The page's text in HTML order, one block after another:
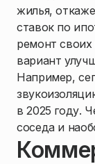
жилья,
ставок по
ремонт
вариант
Например,
в 2025 году.
соседа и